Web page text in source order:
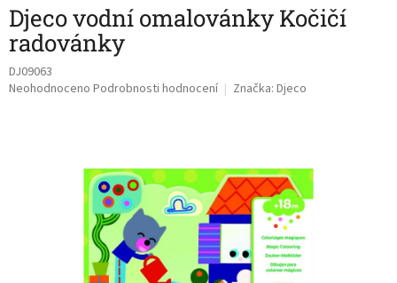
Djeco vodní omalovánky Kočičí
radovánky
DJ09063
Průměrné
Neohodnoceno Podrobnosti hodnocení Značka: Djeco